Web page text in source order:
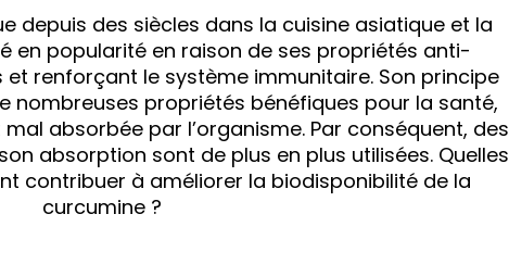
depuis des siècles dans la cuisine asiatique et la
en popularité en raison de ses propriétés anti-
renforçant le système immunitaire. Son principe
nombreuses propriétés bénéfiques pour la santé,
absorbée par l’organisme. Par conséquent, des
absorption sont de plus en plus utilisées. Quelles
contribuer à améliorer la biodisponibilité de la
curcumine ?